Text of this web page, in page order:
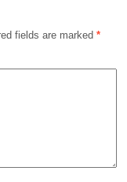
fields are marked *